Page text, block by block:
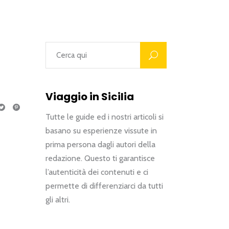
Viaggio in Sicilia
Tutte le guide ed i nostri articoli si
basano su esperienze vissute in
prima persona dagli autori della
redazione. Questo ti garantisce
l’autenticità dei contenuti e ci
permette di differenziarci da tutti
gli altri.